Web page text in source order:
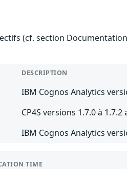
(cf. section
DESCRIPTION
IBM Cognos Analytics
CP4S versions 1.7.0 à
IBM Cognos Analytics
TIME